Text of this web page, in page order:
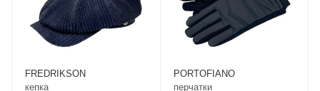
FREDRIKSON
кепка
PORTOFIANO
перчатки